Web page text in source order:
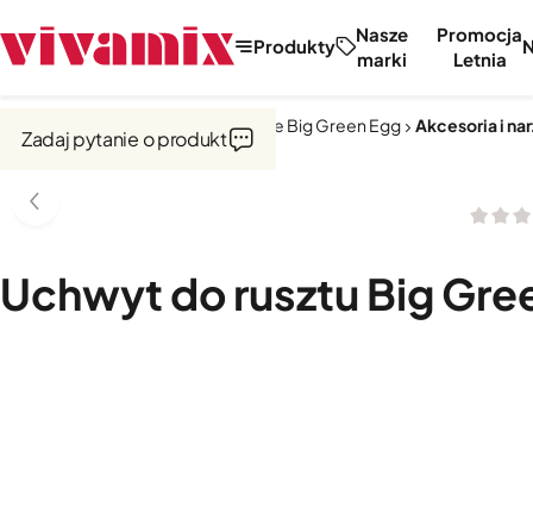
Produkty
Nasze
marki
Promocja
Letnia
Kuchnie zewnętrzne Big Green Egg Akcesoria i
Uchwyt do rusztu Big
Zadaj pytanie o produkt